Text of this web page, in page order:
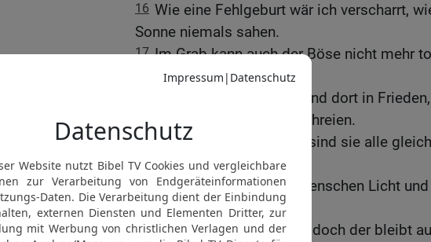
16 Wie eine Fehlgeburt wär ich verscharrt,
Sonne niemals sahen.
17 Im Grab kann auch der Böse nicht mehr
Fronarbeiter ruht dort aus.
Auch die Gefangenen sind dort in
mehr, wenn die Wächter schreien.
19 Ob Groß, ob Klein, dort sind sie alle
frei von seinem Herrn.
20
Warum gibt Gott den Menschen Licht
voller Bitterkeit und Mühe?
21 Sie warten auf den Tod, doch der bleibt